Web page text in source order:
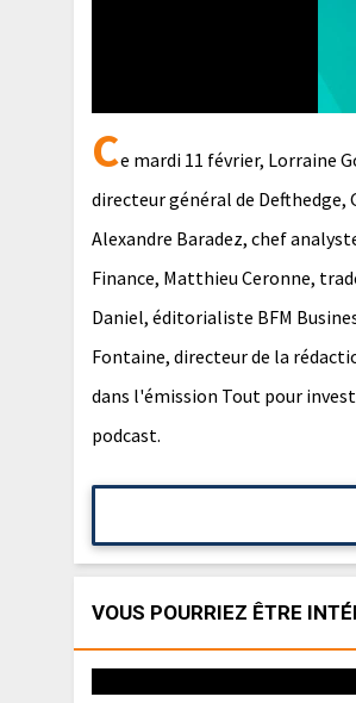
Ce mardi 11 février, Lorraine
directeur général de
Alexandre Baradez, chef
Finance, Matthieu Ceronne,
Daniel, éditorialiste BFM
Fontaine, directeur de la
dans l'émission Tout pour
podcast.
VOUS POURRIEZ ÊTRE